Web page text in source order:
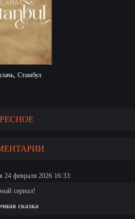
Стамбул
24 февраля 2026 16:33:
сериал!
сказка